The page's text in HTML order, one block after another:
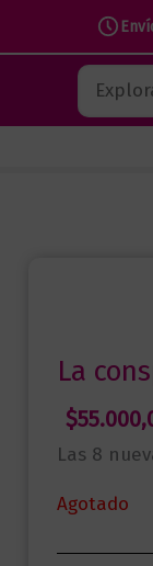
contenido
Buscar
La
$
Las 8
Agotado